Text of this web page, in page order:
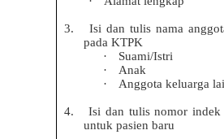
3.
Isi dan tulis nama
pada KTPK
·
Suami/Istri
·
Anak
·
Anggota keluarga
4.
Isi dan tulis nomor indek
untuk pasien baru